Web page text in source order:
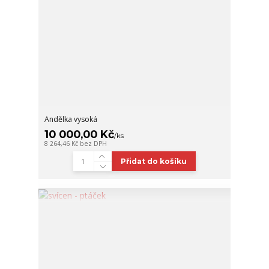
Andělka vysoká
10 000,00 Kč/ks
8 264,46 Kč bez DPH
Přidat do košíku